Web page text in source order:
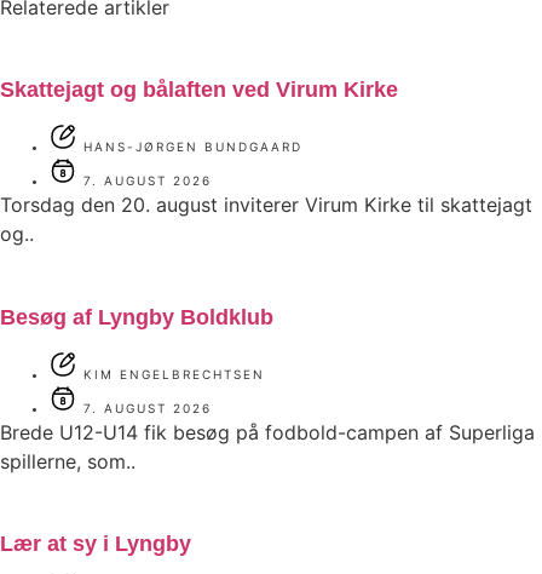
Relaterede artikler
Skattejagt og bålaften ved Virum Kirke
HANS-JØRGEN BUNDGAARD
7. AUGUST 2026
Torsdag den 20. august inviterer Virum Kirke til skattejagt
og..
Besøg af Lyngby Boldklub
KIM ENGELBRECHTSEN
7. AUGUST 2026
Brede U12-U14 fik besøg på fodbold-campen af Superliga
spillerne, som..
Lær at sy i Lyngby